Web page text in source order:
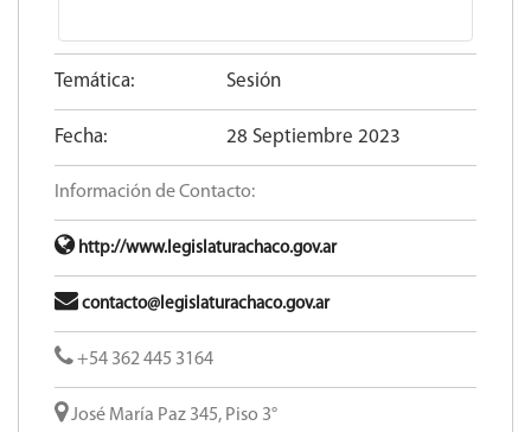
Temática: Sesión
Fecha: 28 Septiembre 2023
Información de Contacto:
http://www.legislaturachaco.gov.ar
contacto@legislaturachaco.gov.ar
+54 362 445 3164
José María Paz 345, Piso 3°